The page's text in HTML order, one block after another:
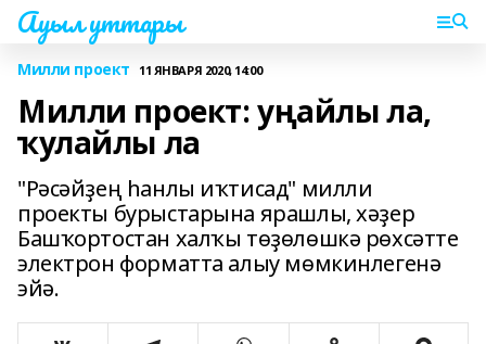
Ауыл уттары
Милли проект 11 ЯНВАРЯ 2020, 14:00
Милли проект: уңайлы ла,
ҡулайлы ла
"Рәсәйҙең һанлы иҡтисад" милли
проекты бурыстарына ярашлы, хәҙер
Башҡортостан халҡы төҙөлөшкә рөхсәтте
электрон форматта алыу мөмкинлегенә
эйә.